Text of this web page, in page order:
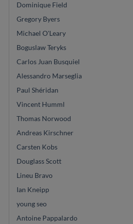
Dominique Field
Gregory Byers
Michael O'Leary
Boguslaw Teryks
Carlos Juan Busquiel
Alessandro Marseglia
Paul Shéridan
Vincent Humml
Thomas Norwood
Andreas Kirschner
Carsten Kobs
Douglass Scott
Lineu Bravo
Ian Kneipp
young seo
Antoine Pappalardo